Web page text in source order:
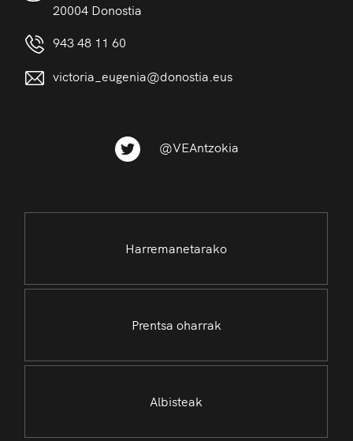
20004 Donostia
943 48 11 60
victoria_eugenia@donostia.eus
@VEAntzokia
Harremanetarako
Prentsa oharrak
Albisteak